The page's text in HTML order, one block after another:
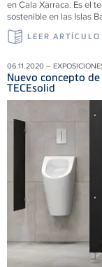
en Cala Xarraca. Es el
sostenible en las Islas
LEER ARTÍCULO
06.11.2020 –
Nuevo concepto
TECEsolid